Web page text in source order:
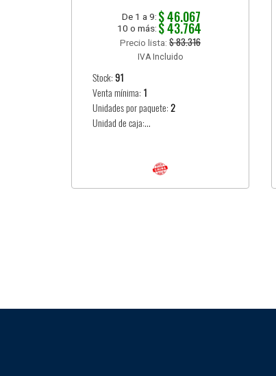
De 1 a 9: $ 46.067
10 o más: $ 43.764
Precio lista:$ 83.316
IVA Incluido
Stock: 91
Venta mínima: 1
Unidades por paquete: 2
Unidad de caja:...